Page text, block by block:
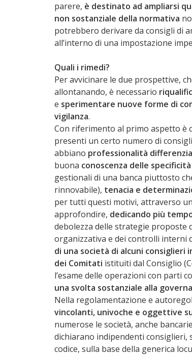
parere, è destinato ad ampliarsi
non sostanziale della normativa
potrebbero derivare da consigli di
all’interno di una impostazione
Quali i rimedi?
Per avvicinare le due prospettive,
allontanando, è necessario
e sperimentare nuove forme di
vigilanza.
Con riferimento al primo aspetto è
presenti un certo numero di
abbiano professionalità
buona conoscenza delle
gestionali di una banca piuttosto
rinnovabile), tenacia e
per tutti questi motivi, attraverso un
approfondire, dedicando più
debolezza delle strategie proposte
organizzativa e dei controlli interni
di una società di alcuni
dei Comitati istituiti dal Consiglio
l’esame delle operazioni con parti
una svolta sostanziale alla
Nella regolamentazione e
vincolanti, univoche e oggettive
numerose le società, anche
dichiarano indipendenti consiglieri,
codice, sulla base della generica